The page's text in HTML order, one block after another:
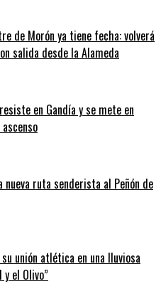
de Morón ya tiene fecha: volverá
salida desde la Alameda
en Gandía y se mete en
nueva ruta senderista al Peñón de
unión atlética en una lluviosa
y el Olivo”